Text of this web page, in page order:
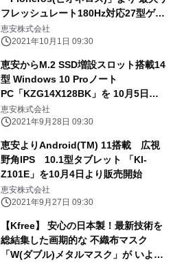
フレッシュレート180Hz対応27型ゲー
ミングモニター 『KPGM270』を10月
9日に全国ショップで発売
恵安株式会社
2021年10月1日 09:30
恵安からM.2 SSD増設スロット搭載14
型 Windows 10 Proノート
PC「KZG14X128BK」を 10月5日よ
り販売開始
恵安株式会社
2021年9月28日 09:30
恵安よりAndroid(TM) 11搭載 広視
野角IPS 10.1型タブレット 「KI-
Z101E」を10月4日より販売開始
恵安株式会社
2021年9月27日 09:30
【Kfree】 安心の日本製！最新技術を
総結集した画期的な 不織布マスク
「W(ダブル)メタルマスク」が いよい